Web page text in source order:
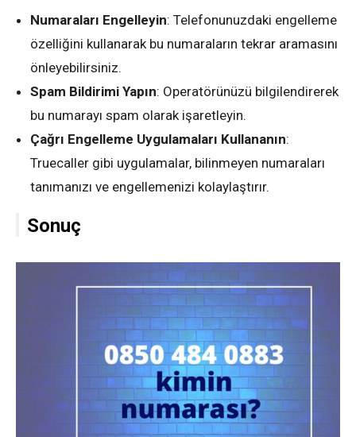
Numaraları Engelleyin: Telefonunuzdaki engelleme
özelliğini kullanarak bu numaraların tekrar aramasını
önleyebilirsiniz.
Spam Bildirimi Yapın: Operatörünüzü bilgilendirerek
bu numarayı spam olarak işaretleyin.
Çağrı Engelleme Uygulamaları Kullananın:
Truecaller gibi uygulamalar, bilinmeyen numaraları
tanımanızı ve engellemenizi kolaylaştırır.
Sonuç